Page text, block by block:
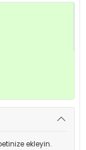
ekleyin.